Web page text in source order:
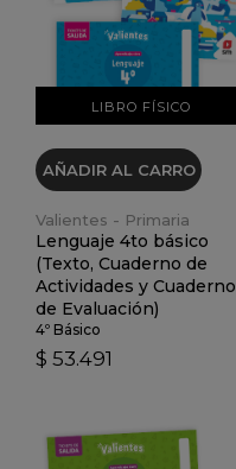
LIBRO FÍSICO
AÑADIR AL CARRO
Valientes - Primaria
Lenguaje 4to básico
(Texto, Cuaderno de
Actividades y Cuaderno
de Evaluación)
4º Básico
$ 53.491